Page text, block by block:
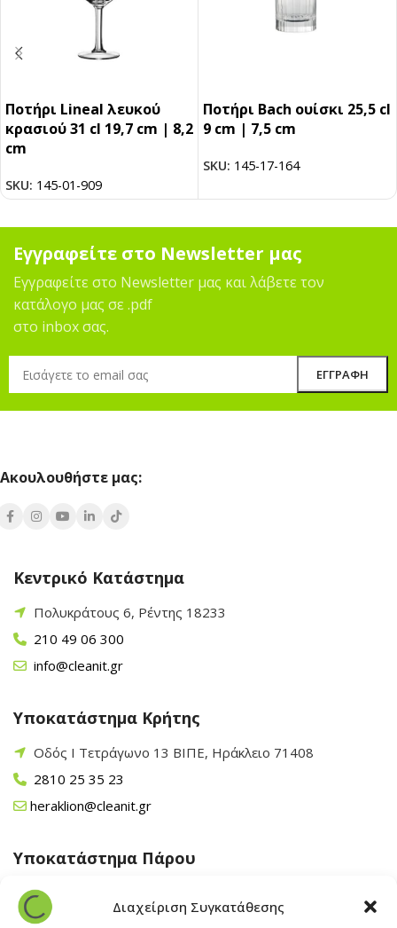
Διαχείριση Συγκατάθεσης
Ποτήρι Lineal λευκού
κρασιού 31 cl 19,7 cm | 8,2
cm
SKU: 145-01-909
Ποτήρι Bach ουίσκι 25,5 cl
9 cm | 7,5 cm
SKU: 145-17-164
Εγγραφείτε στο Newsletter μας
Εγγραφείτε στο Newsletter μας και λάβετε τον
κατάλογο μας σε .pdf
στο inbox σας.
Ακουλουθήστε μας:
Κεντρικό Κατάστημα
Πολυκράτους 6, Ρέντης 18233
210 49 06 300
info@cleanit.gr
Υποκατάστημα Κρήτης
Οδός Ι Τετράγωνο 13 ΒΙΠΕ, Ηράκλειο 71408
2810 25 35 23
heraklion@cleanit.gr
Υποκατάστημα Πάρου
Άγιος Βλάσης Αρχίλοχος, Πάρος 84400
22840 43 163